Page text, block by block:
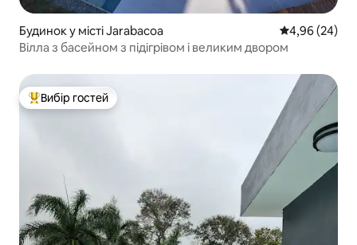
Будинок у місті Jarabacoa Середня
4,96 (24)
Вілла з басейном з підігрівом і великим двором
Топ вибір гостей
Вибір гостей